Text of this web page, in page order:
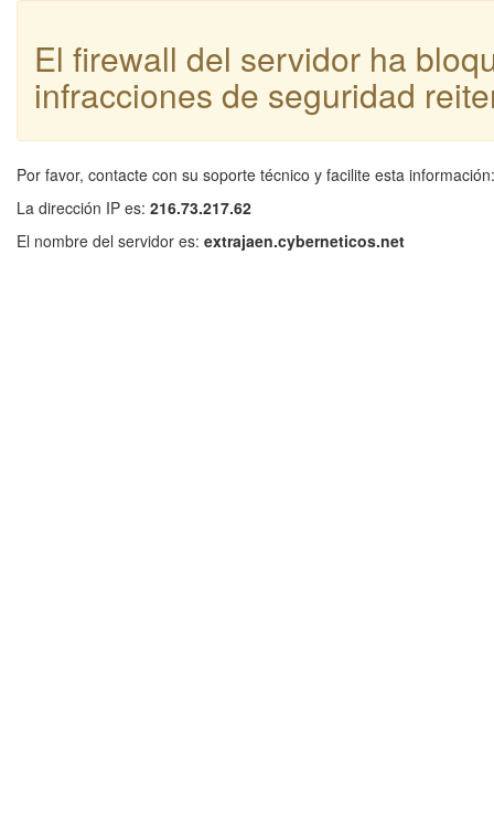
El firewall del servidor ha
infracciones de seguridad
Por favor, contacte con su soporte técnico y facilite esta información:
La dirección IP es: 216.73.217.62
El nombre del servidor es: extrajaen.cyberneticos.net